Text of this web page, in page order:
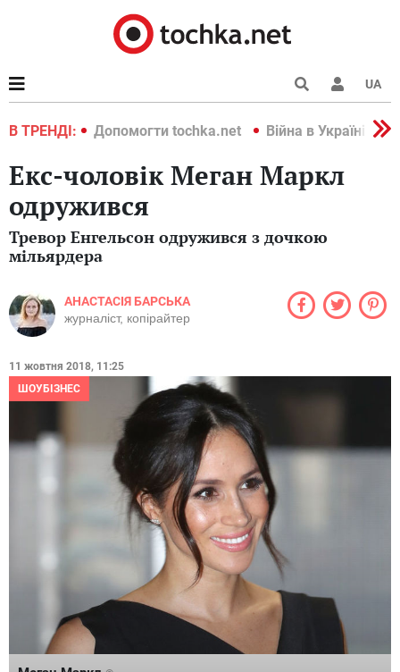
UA
В ТРЕНДІ:
2022 Допомогти tochka.net Війна в Україні 2022
Екс-чоловік Меган Маркл
одружився
Тревор Енгельсон одружився з дочкою
мільярдера
АНАСТАСІЯ БАРСЬКА
журналіст, копірайтер
11 жовтня 2018, 11:25
ШОУБІЗНЕС